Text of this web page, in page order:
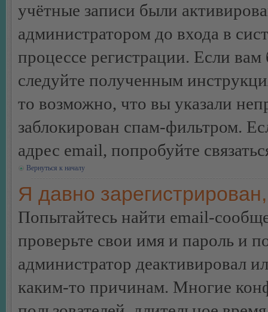
учётные записи были
администратором до входа в
процессе регистрации. Если
следуйте полученным
то возможно, что вы указали
заблокирован спам-фильтром.
адрес email, попробуйте
Вернуться к началу
Я давно
Попытайтесь найти email-
проверьте свои имя и пароль и
администратор деактивировал
каким-то причинам. Многие